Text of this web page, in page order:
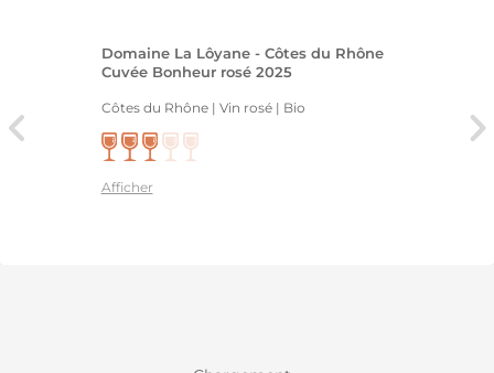
Domaine La Lôyane - Côtes du Rhône
Cuvée Bonheur rosé 2025
Côtes du Rhône | Vin rosé| Bio
Afficher